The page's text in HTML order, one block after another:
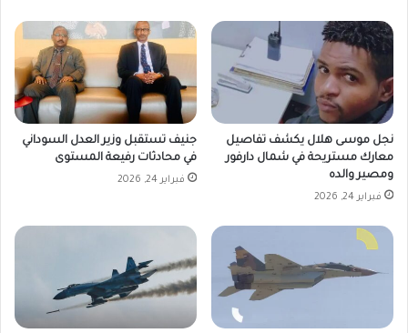
نجل موسى هلال يكشف تفاصيل
معارك مستريحة في شمال دارفور
ومصير والده
فبراير 24, 2026
جنيف تستقبل وزير العدل السوداني
في محادثات رفيعة المستوى
فبراير 24, 2026